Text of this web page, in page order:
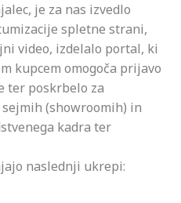
je za nas izvedlo
spletne strani,
video, izdelalo portal, ki
kupcem omogoča prijavo
ter poskrbelo za
(showroomih) in
kadra ter
naslednji ukrepi: